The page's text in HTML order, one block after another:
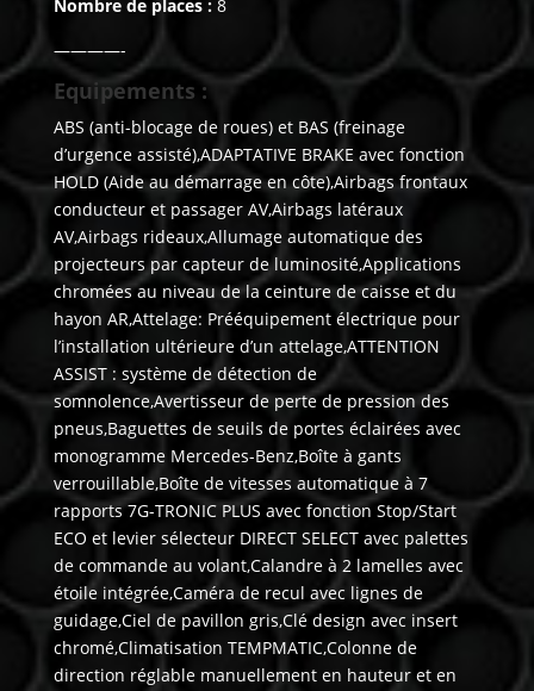
Nombre de places :8
————-
Equipements :
ABS (anti-blocage de roues) et BAS (freinage
d’urgence assisté),ADAPTATIVE BRAKE avec fonction
HOLD (Aide au démarrage en côte),Airbags frontaux
conducteur et passager AV,Airbags latéraux
AV,Airbags rideaux,Allumage automatique des
projecteurs par capteur de luminosité,Applications
chromées au niveau de la ceinture de caisse et du
hayon AR,Attelage: Prééquipement électrique pour
l’installation ultérieure d’un attelage,ATTENTION
ASSIST : système de détection de
somnolence,Avertisseur de perte de pression des
pneus,Baguettes de seuils de portes éclairées avec
monogramme Mercedes-Benz,Boîte à gants
verrouillable,Boîte de vitesses automatique à 7
rapports 7G-TRONIC PLUS avec fonction Stop/Start
ECO et levier sélecteur DIRECT SELECT avec palettes
de commande au volant,Calandre à 2 lamelles avec
étoile intégrée,Caméra de recul avec lignes de
guidage,Ciel de pavillon gris,Clé design avec insert
chromé,Climatisation TEMPMATIC,Colonne de
direction réglable manuellement en hauteur et en